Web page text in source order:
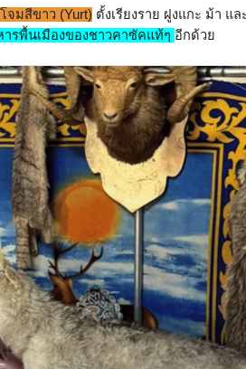
จมสีขาว (Yurt) ตั้งเรียงราย ฝูงแกะ ม้า แ
ารพื้นเมืองของชาวคาซัคแท้ๆ อีกด้วย